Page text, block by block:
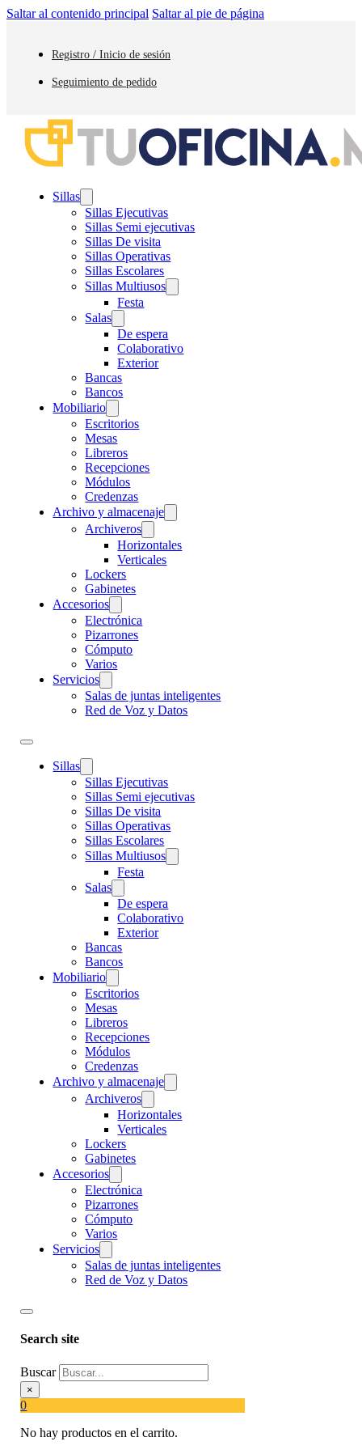
Saltar al contenido principal Saltar al pie de página
Registro / Inicio de sesión
Seguimiento de pedido
Sillas
Sillas Ejecutivas
Sillas Semi ejecutivas
Sillas De visita
Sillas Operativas
Sillas Escolares
Sillas Multiusos
Festa
Salas
De espera
Colaborativo
Exterior
Bancas
Bancos
Mobiliario
Escritorios
Mesas
Libreros
Recepciones
Módulos
Credenzas
Archivo y almacenaje
Archiveros
Horizontales
Verticales
Lockers
Gabinetes
Accesorios
Electrónica
Pizarrones
Cómputo
Varios
Servicios
Salas de juntas inteligentes
Red de Voz y Datos
Sillas
Sillas Ejecutivas
Sillas Semi ejecutivas
Sillas De visita
Sillas Operativas
Sillas Escolares
Sillas Multiusos
Festa
Salas
De espera
Colaborativo
Exterior
Bancas
Bancos
Mobiliario
Escritorios
Mesas
Libreros
Recepciones
Módulos
Credenzas
Archivo y almacenaje
Archiveros
Horizontales
Verticales
Lockers
Gabinetes
Accesorios
Electrónica
Pizarrones
Cómputo
Varios
Servicios
Salas de juntas inteligentes
Red de Voz y Datos
Search site
Buscar
×
0
No hay productos en el carrito.